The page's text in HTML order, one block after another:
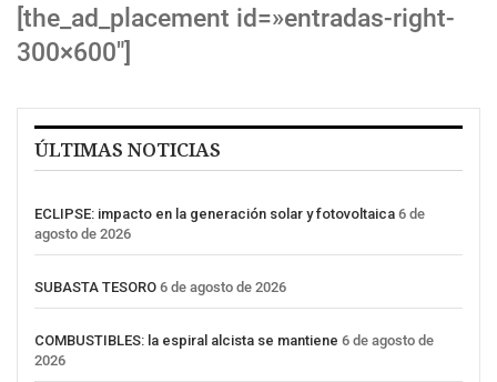
[the_ad_placement id=»entradas-right-
300×600″]
ÚLTIMAS NOTICIAS
ECLIPSE: impacto en la generación solar y fotovoltaica 6 de
agosto de 2026
SUBASTA TESORO 6 de agosto de 2026
COMBUSTIBLES: la espiral alcista se mantiene 6 de agosto de
2026